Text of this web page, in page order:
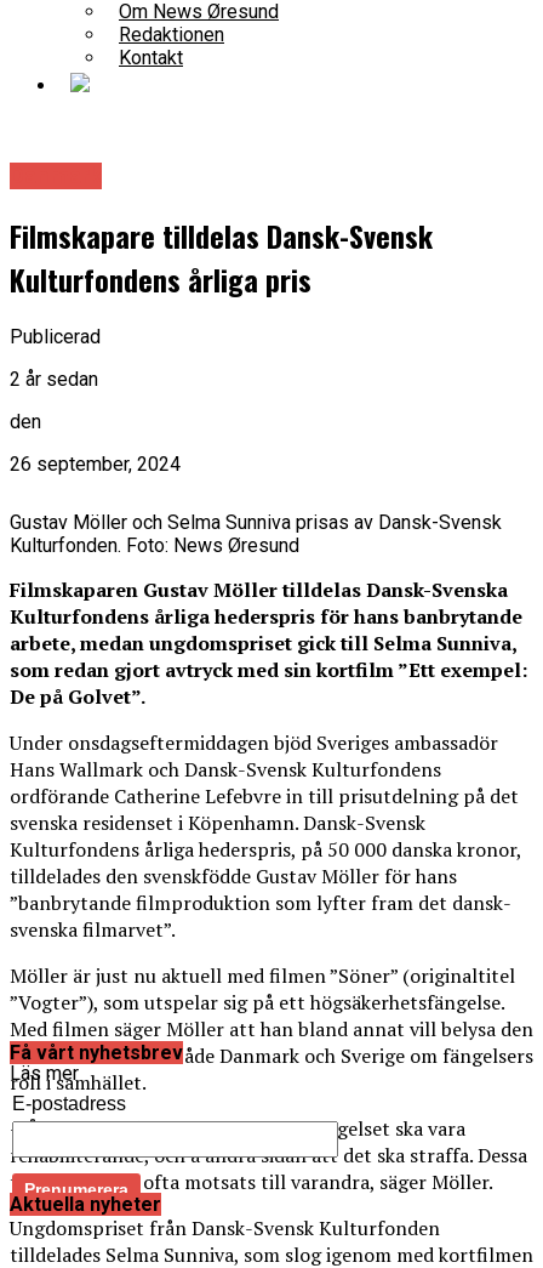
Om News Øresund
Redaktionen
Kontakt
Filmskapare tilldelas Dansk-Svensk
Kulturfondens årliga pris
Publicerad
2 år sedan
den
26 september, 2024
Gustav Möller och Selma Sunniva prisas av Dansk-Svensk
Kulturfonden. Foto: News Øresund
Filmskaparen Gustav Möller tilldelas Dansk-Svenska
Kulturfondens årliga hederspris för hans banbrytande
arbete, medan ungdomspriset gick till Selma Sunniva,
som redan gjort avtryck med sin kortfilm ”Ett exempel:
De på Golvet”.
Under onsdagseftermiddagen bjöd Sveriges ambassadör
Hans Wallmark och Dansk-Svensk Kulturfondens
ordförande Catherine Lefebvre in till prisutdelning på det
svenska residenset i Köpenhamn. Dansk-Svensk
Kulturfondens årliga hederspris, på 50 000 danska kronor,
tilldelades den svenskfödde Gustav Möller för hans
”banbrytande filmproduktion som lyfter fram det dansk-
svenska filmarvet”.
Möller är just nu aktuell med filmen ”Söner” (originaltitel
”Vogter”), som utspelar sig på ett högsäkerhetsfängelse.
Med filmen säger Möller att han bland annat vill belysa den
debatt som finns i både Danmark och Sverige om fängelsers
roll i samhället.
– Å ena sidan finns en önskan att fängelset ska vara
rehabiliterande, och å andra sidan att det ska straffa. Dessa
två syften står ofta motsats till varandra, säger Möller.
Ungdomspriset från Dansk-Svensk Kulturfonden
tilldelades Selma Sunniva, som slog igenom med kortfilmen
Läs mer
Få vårt nyhetsbrev
E-postadress
Aktuella nyheter